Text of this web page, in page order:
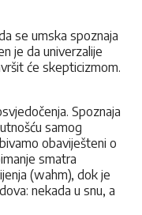
se umska spoznaja
je da univerzalije
će skepticizmom.
Spoznaja
samog
obaviješteni o
smatra
(wahm), dok je
nekada u snu, a